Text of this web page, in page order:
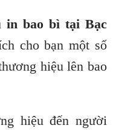
in bao bì tại Bạc
cho bạn một số
hiệu lên bao
hiệu đến người